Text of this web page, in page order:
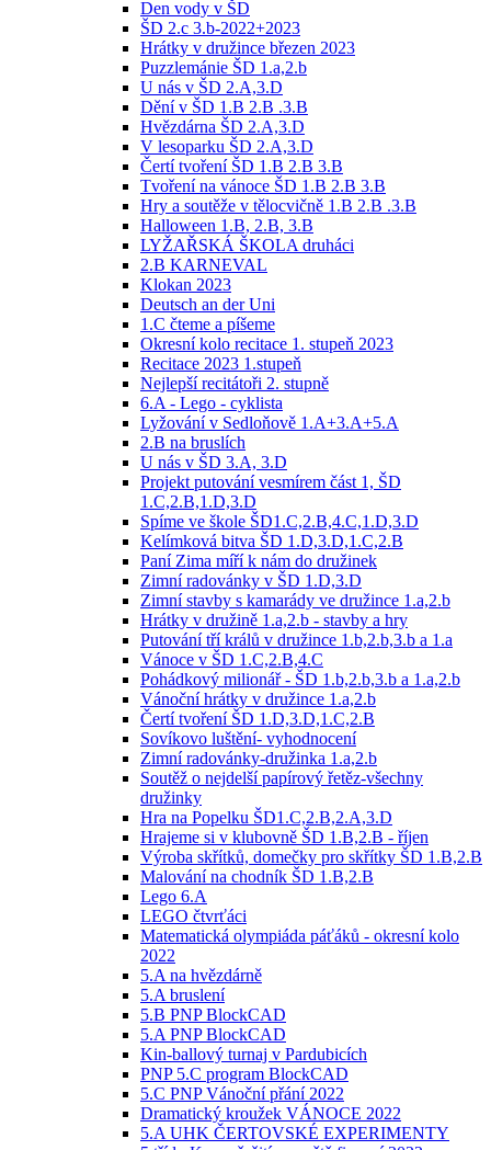
Den vody v ŠD
ŠD 2.c 3.b-2022+2023
Hrátky v družince březen 2023
Puzzlemánie ŠD 1.a,2.b
U nás v ŠD 2.A,3.D
Dění v ŠD 1.B 2.B .3.B
Hvězdárna ŠD 2.A,3.D
V lesoparku ŠD 2.A,3.D
Čertí tvoření ŠD 1.B 2.B 3.B
Tvoření na vánoce ŠD 1.B 2.B 3.B
Hry a soutěže v tělocvičně 1.B 2.B .3.B
Halloween 1.B, 2.B, 3.B
LYŽAŘSKÁ ŠKOLA druháci
2.B KARNEVAL
Klokan 2023
Deutsch an der Uni
1.C čteme a píšeme
Okresní kolo recitace 1. stupeň 2023
Recitace 2023 1.stupeň
Nejlepší recitátoři 2. stupně
6.A - Lego - cyklista
Lyžování v Sedloňově 1.A+3.A+5.A
2.B na bruslích
U nás v ŠD 3.A, 3.D
Projekt putování vesmírem část 1, ŠD
1.C,2.B,1.D,3.D
Spíme ve škole ŠD1.C,2.B,4.C,1.D,3.D
Kelímková bitva ŠD 1.D,3.D,1.C,2.B
Paní Zima míří k nám do družinek
Zimní radovánky v ŠD 1.D,3.D
Zimní stavby s kamarády ve družince 1.a,2.b
Hrátky v družině 1.a,2.b - stavby a hry
Putování tří králů v družince 1.b,2.b,3.b a 1.a
Vánoce v ŠD 1.C,2.B,4.C
Pohádkový milionář - ŠD 1.b,2.b,3.b a 1.a,2.b
Vánoční hrátky v družince 1.a,2.b
Čertí tvoření ŠD 1.D,3.D,1.C,2.B
Sovíkovo luštění- vyhodnocení
Zimní radovánky-družinka 1.a,2.b
Soutěž o nejdelší papírový řetěz-všechny
družinky
Hra na Popelku ŠD1.C,2.B,2.A,3.D
Hrajeme si v klubovně ŠD 1.B,2.B - říjen
Výroba skřítků, domečky pro skřítky ŠD 1.B,2.B
Malování na chodník ŠD 1.B,2.B
Lego 6.A
LEGO čtvrťáci
Matematická olympiáda páťáků - okresní kolo
2022
5.A na hvězdárně
5.A bruslení
5.B PNP BlockCAD
5.A PNP BlockCAD
Kin-ballový turnaj v Pardubicích
PNP 5.C program BlockCAD
5.C PNP Vánoční přání 2022
Dramatický kroužek VÁNOCE 2022
5.A UHK ČERTOVSKÉ EXPERIMENTY